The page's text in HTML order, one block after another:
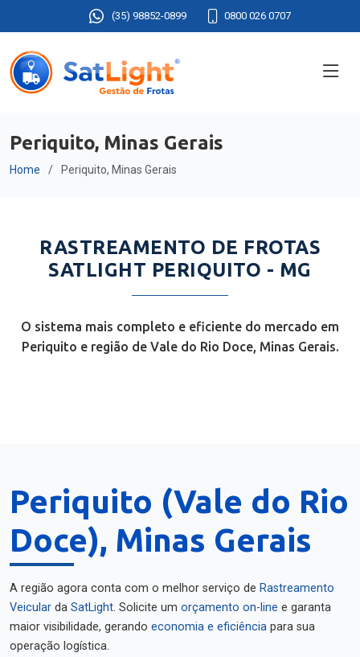
(35) 98852-0899 0800 026 0707
Periquito, Minas Gerais
Home Periquito, Minas Gerais
RASTREAMENTO DE FROTAS
SATLIGHT PERIQUITO - MG
O sistema mais completo e eficiente do mercado em
Periquito e região de Vale do Rio Doce, Minas Gerais.
Periquito (Vale do Rio
Doce), Minas Gerais
A região agora conta com o melhor serviço de Rastreamento
Veicular da SatLight. Solicite um orçamento on-line e garanta
maior visibilidade, gerando economia e eficiência para sua
operação logística.